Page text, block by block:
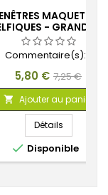
MAQUETTE -
- GRANDES
Commentaire(s):
Prix
5,80 € Prix
de
base
7,25 €
 Ajouter au panier
Détails
 Disponible